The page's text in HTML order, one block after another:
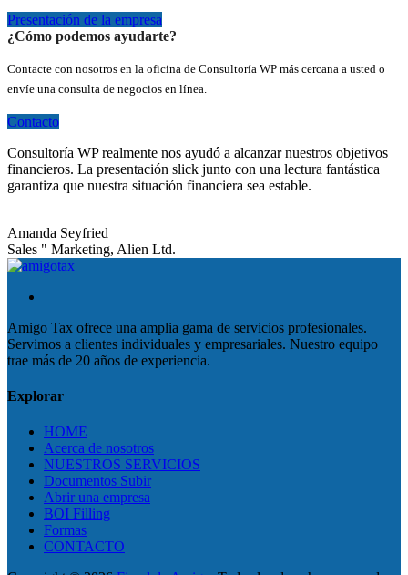
Presentación de la empresa
¿Cómo podemos ayudarte?
Contacte con nosotros en la oficina de Consultoría WP más cercana a usted o
envíe una consulta de negocios en línea.
Contacto
Consultoría WP realmente nos ayudó a alcanzar nuestros objetivos
financieros. La presentación slick junto con una lectura fantástica
garantiza que nuestra situación financiera sea estable.
Amanda Seyfried
Sales " Marketing, Alien Ltd.
Amigo Tax ofrece una amplia gama de servicios profesionales.
Servimos a clientes individuales y empresariales. Nuestro equipo
trae más de 20 años de experiencia.
Explorar
HOME
Acerca de nosotros
NUESTROS SERVICIOS
Documentos Subir
Abrir una empresa
BOI Filling
Formas
CONTACTO